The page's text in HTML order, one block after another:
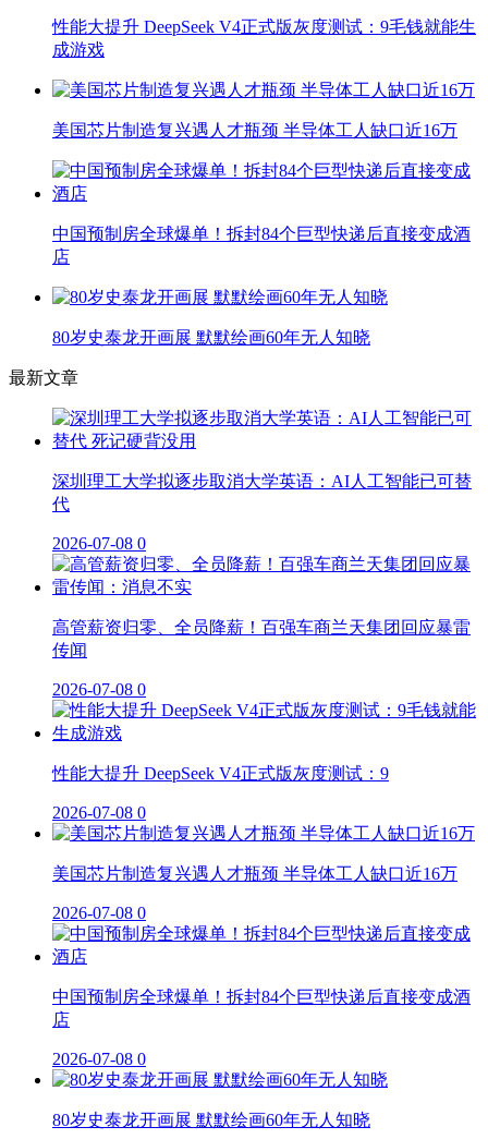
性能大提升 DeepSeek V4正式版灰度测试：9毛钱就能生
成游戏
美国芯片制造复兴遇人才瓶颈 半导体工人缺口近16万
中国预制房全球爆单！拆封84个巨型快递后直接变成酒
店
80岁史泰龙开画展 默默绘画60年无人知晓
最新文章
深圳理工大学拟逐步取消大学英语：AI人工智能已可替
代
2026-07-08 0
高管薪资归零、全员降薪！百强车商兰天集团回应暴雷
传闻
2026-07-08 0
性能大提升 DeepSeek V4正式版灰度测试：9
2026-07-08 0
美国芯片制造复兴遇人才瓶颈 半导体工人缺口近16万
2026-07-08 0
中国预制房全球爆单！拆封84个巨型快递后直接变成酒
店
2026-07-08 0
80岁史泰龙开画展 默默绘画60年无人知晓